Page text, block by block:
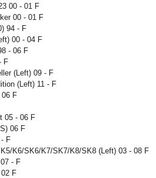
00 - 01 F
00 - 01 F
94 - F
00 - 04 F
- 06 F
F
(Left) 09 - F
(Left) 11 - F
06 F
05 - 06 F
06 F
F
K6/SK6/K7/SK7/K8/SK8 (Left) 03 - 08 F
- F
F